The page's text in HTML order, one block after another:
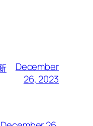
December
26, 2023